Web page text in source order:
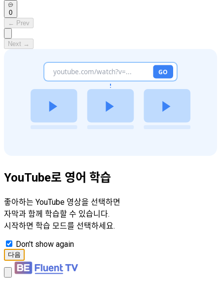
0
← Prev
Next →
YouTube로 영어 학습
좋아하는 YouTube 영상을 선택하면
자막과 함께 학습할 수 있습니다.
시작하면 학습 모드를 선택하세요.
Don't show again
다음